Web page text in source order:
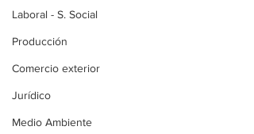
Laboral - S. Social
Producción
Comercio exterior
Jurídico
Medio Ambiente